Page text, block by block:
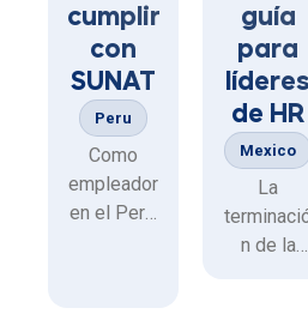
cumplir
con
SUNAT
Peru
Como
empleador
en el Perú,
guía
para
líderes
de HR
Mexico
La
n de la